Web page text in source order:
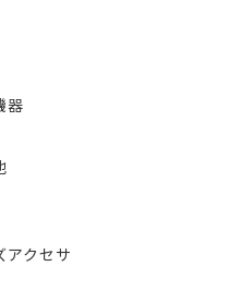
器
アクセサ